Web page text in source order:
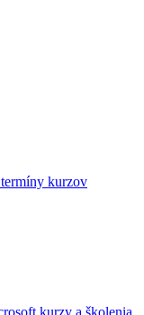
kurzov
kurzy a školenia